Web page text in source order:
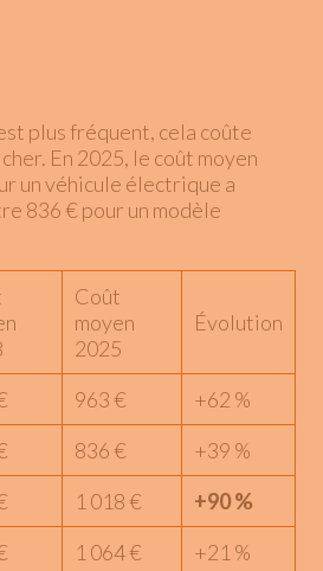
plus fréquent, cela coûte
En 2025, le coût moyen
un véhicule électrique a
836 € pour un modèle
Coût
moyen
2025
Évolution
963 €
+62 %
836 €
+39 %
1 018 €
+90 %
1 064 € +21 %